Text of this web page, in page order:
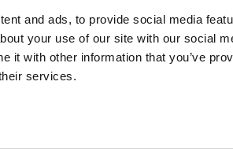
and ads, to provide social media
your use of our site with our social
it with other information that you’ve
services.
xpa Web Application